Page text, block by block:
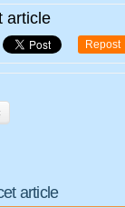
article
Repost
article